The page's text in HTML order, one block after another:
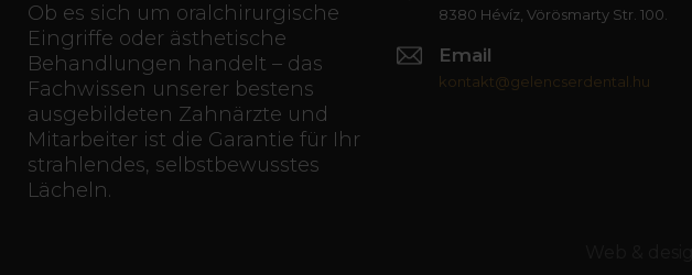
Ob es sich um oralchirurgische
Eingriffe oder ästhetische
Behandlungen handelt – das
Fachwissen unserer bestens
ausgebildeten Zahnärzte und
Mitarbeiter ist die Garantie für Ihr
strahlendes, selbstbewusstes
Lächeln.
8380 Hévíz, Vörösmarty Str. 100.
Email
kontakt@gelencserdental.hu